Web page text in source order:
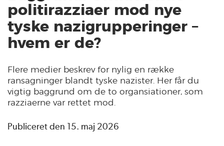
politirazziaer mod nye
tyske nazigrupperinger –
hvem er de?
Flere medier beskrev for nylig en række
ransagninger blandt tyske nazister. Her får du
vigtig baggrund om de to organsiationer, som
razziaerne var rettet mod.
Publiceret den 15. maj 2026